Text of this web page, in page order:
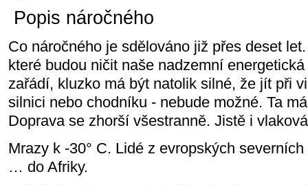
Popis náročného
Co náročného je sdělováno již přes deset
které budou ničit naše nadzemní
zařádí, kluzko má být natolik silné, že jít při
silnici nebo chodníku - nebude možné. Ta
Doprava se zhorší všestranně. Jistě i
Mrazy k -30° C. Lidé z evropských
… do Afriky.